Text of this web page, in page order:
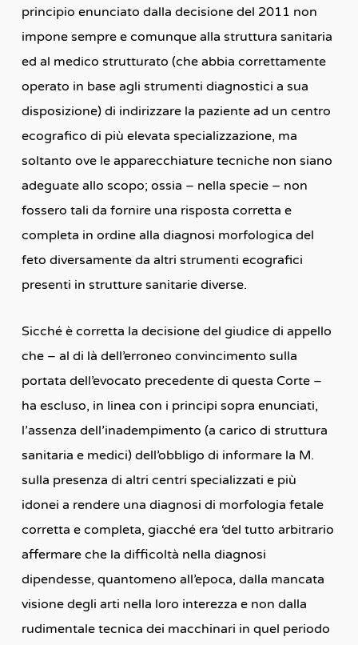
principio enunciato dalla decisione del 2011 non
impone sempre e comunque alla struttura sanitaria
ed al medico strutturato (che abbia correttamente
operato in base agli strumenti diagnostici a sua
disposizione) di indirizzare la paziente ad un centro
ecografico di più elevata specializzazione, ma
soltanto ove le apparecchiature tecniche non siano
adeguate allo scopo; ossia – nella specie – non
fossero tali da fornire una risposta corretta e
completa in ordine alla diagnosi morfologica del
feto diversamente da altri strumenti ecografici
presenti in strutture sanitarie diverse.
Sicché è corretta la decisione del giudice di appello
che – al di là dell’erroneo convincimento sulla
portata dell’evocato precedente di questa Corte –
ha escluso, in linea con i principi sopra enunciati,
l’assenza dell’inadempimento (a carico di struttura
sanitaria e medici) dell’obbligo di informare la M.
sulla presenza di altri centri specializzati e più
idonei a rendere una diagnosi di morfologia fetale
corretta e completa, giacché era ‘del tutto arbitrario
affermare che la difficoltà nella diagnosi
dipendesse, quantomeno all’epoca, dalla mancata
visione degli arti nella loro interezza e non dalla
rudimentale tecnica dei macchinari in quel periodo